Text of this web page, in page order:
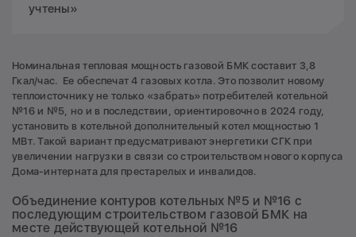
учтены»
Номинальная тепловая мощность газовой БМК составит 3,8
Гкал/час. Ее обеспечат 4 газовых котла. Это позволит новому
теплоисточнику не только «забрать» потребителей котельной
№16 и №5, но и в последствии, ориентировочно в 2024 году,
установить в котельной дополнительный котел мощностью 1
МВт. Такой вариант предусматривают энергетики СГК при
увеличении нагрузки в связи со строительством нового корпуса
Дома-интерната для престарелых и инвалидов.
Объединение контуров котельных №5 и №16 с
последующим строительством газовой БМК на
месте действующей котельной №16